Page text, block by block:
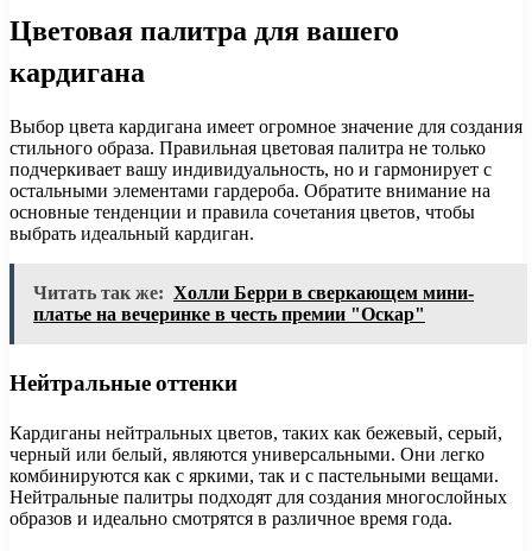
Цветовая палитра для вашего
кардигана
Выбор цвета кардигана имеет огромное значение для создания
стильного образа. Правильная цветовая палитра не только
подчеркивает вашу индивидуальность, но и гармонирует с
остальными элементами гардероба. Обратите внимание на
основные тенденции и правила сочетания цветов, чтобы
выбрать идеальный кардиган.
Читать так же: Холли Берри в сверкающем мини-
платье на вечеринке в честь премии "Оскар"
Нейтральные оттенки
Кардиганы нейтральных цветов, таких как бежевый, серый,
черный или белый, являются универсальными. Они легко
комбинируются как с яркими, так и с пастельными вещами.
Нейтральные палитры подходят для создания многослойных
образов и идеально смотрятся в различное время года.